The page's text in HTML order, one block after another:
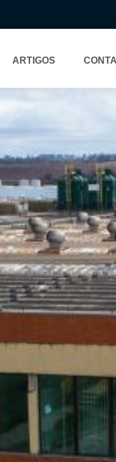
ARTIGOS